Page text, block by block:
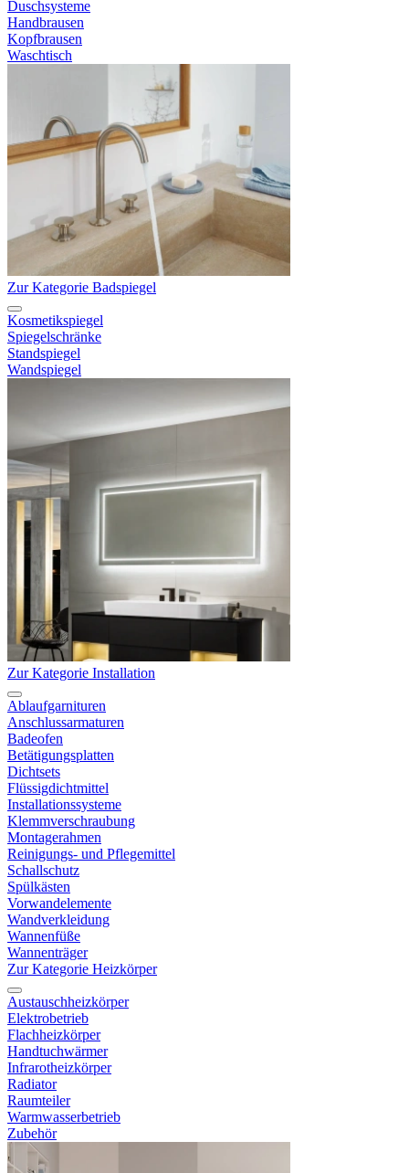
Duschsysteme
Handbrausen
Kopfbrausen
Waschtisch
Zur Kategorie Badspiegel
Kosmetikspiegel
Spiegelschränke
Standspiegel
Wandspiegel
Zur Kategorie Installation
Ablaufgarnituren
Anschlussarmaturen
Badeofen
Betätigungsplatten
Dichtsets
Flüssigdichtmittel
Installationssysteme
Klemmverschraubung
Montagerahmen
Reinigungs- und Pflegemittel
Schallschutz
Spülkästen
Vorwandelemente
Wandverkleidung
Wannenfüße
Wannenträger
Zur Kategorie Heizkörper
Austauschheizkörper
Elektrobetrieb
Flachheizkörper
Handtuchwärmer
Infrarotheizkörper
Radiator
Raumteiler
Warmwasserbetrieb
Zubehör